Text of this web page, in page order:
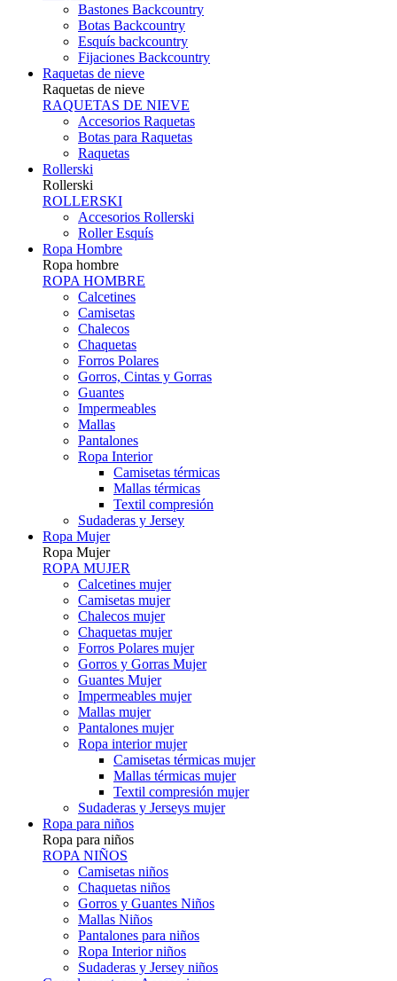
Bastones Backcountry
Botas Backcountry
Esquís backcountry
Fijaciones Backcountry
Raquetas de nieve
Raquetas de nieve
RAQUETAS DE NIEVE
Accesorios Raquetas
Botas para Raquetas
Raquetas
Rollerski
Rollerski
ROLLERSKI
Accesorios Rollerski
Roller Esquís
Ropa Hombre
Ropa hombre
ROPA HOMBRE
Calcetines
Camisetas
Chalecos
Chaquetas
Forros Polares
Gorros, Cintas y Gorras
Guantes
Impermeables
Mallas
Pantalones
Ropa Interior
Camisetas térmicas
Mallas térmicas
Textil compresión
Sudaderas y Jersey
Ropa Mujer
Ropa Mujer
ROPA MUJER
Calcetines mujer
Camisetas mujer
Chalecos mujer
Chaquetas mujer
Forros Polares mujer
Gorros y Gorras Mujer
Guantes Mujer
Impermeables mujer
Mallas mujer
Pantalones mujer
Ropa interior mujer
Camisetas térmicas mujer
Mallas térmicas mujer
Textil compresión mujer
Sudaderas y Jerseys mujer
Ropa para niños
Ropa para niños
ROPA NIÑOS
Camisetas niños
Chaquetas niños
Gorros y Guantes Niños
Mallas Niños
Pantalones para niños
Ropa Interior niños
Sudaderas y Jersey niños